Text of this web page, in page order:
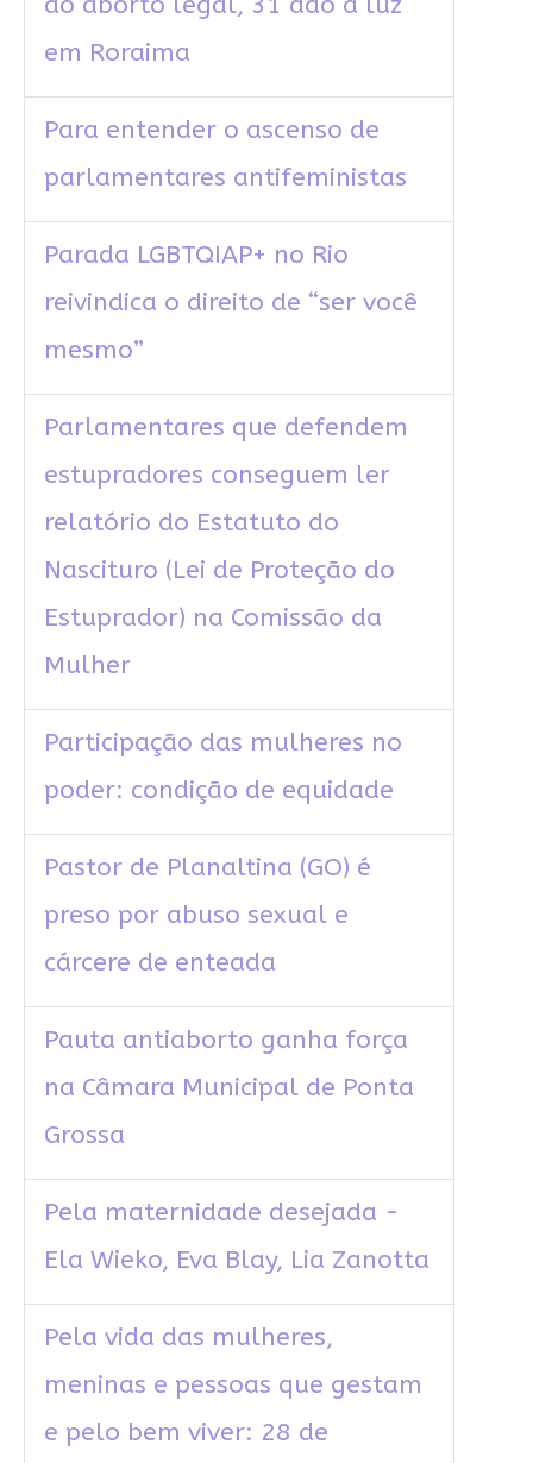
em Roraima
Para entender o ascenso de
parlamentares antifeministas
Parada LGBTQIAP+ no Rio
reivindica o direito de “ser você
mesmo”
Parlamentares que defendem
estupradores conseguem ler
relatório do Estatuto do
Nascituro (Lei de Proteção do
Estuprador) na Comissão da
Mulher
Participação das mulheres no
poder: condição de equidade
Pastor de Planaltina (GO) é
preso por abuso sexual e
cárcere de enteada
Pauta antiaborto ganha força
na Câmara Municipal de Ponta
Grossa
Pela maternidade desejada -
Ela Wieko, Eva Blay, Lia Zanotta
Pela vida das mulheres,
meninas e pessoas que gestam
e pelo bem viver: 28 de